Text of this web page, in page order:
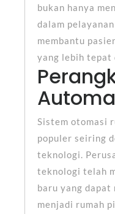
bukan hanya
dalam
membantu
yang lebih tepat
Sistem otomasi
populer seiring
teknologi.
teknologi telah
baru yang dapat
menjadi rumah